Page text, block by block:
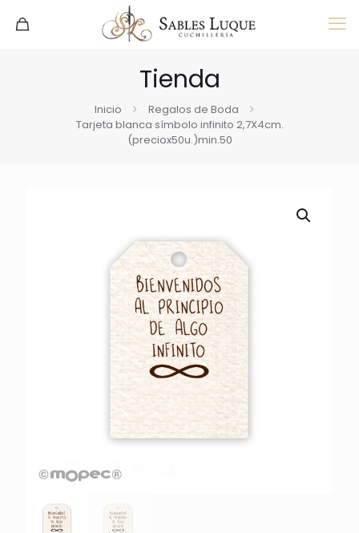
Tienda
Inicio
Regalos de Boda
Tarjeta blanca símbolo infinito 2,7X4cm.
(preciox50u.)min.50